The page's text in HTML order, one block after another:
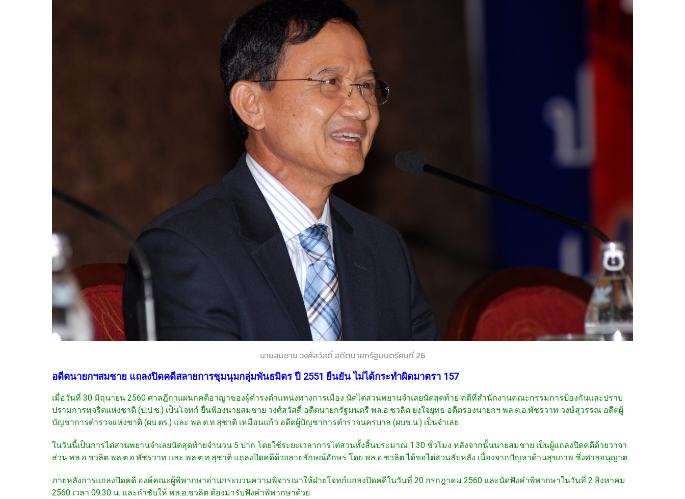
นายสมชาย วงศ์สวัสดิ์ อดีตนายกรัฐมนตรีคนที่ 26
อดีตนายกฯสมชาย แถลงปิดคดีสลายการชุมนุมกลุ่มพันธมิตร ปี 2551 ยืนยัน ไม่ได้กระทำผิดมาตรา 157
เมื่อวันที่ 30 มิถุนายน 2560 ศาลฎีกาแผนกคดีอาญาของผู้ดำรงตำแหน่งทางการเมือง นัดไต่สวนพยานจำเลยนัดสุดท้าย คดีที่สำนักงานคณะกรรมการป้องกันและปราบ
ปรามการทุจริตแห่งชาติ (ป.ป.ช.) เป็นโจทก์ ยื่นฟ้องนายสมชาย วงศ์สวัสดิ์ อดีตนายกรัฐมนตรี พล.อ.ชวลิต ยงใจยุทธ อดีตรองนายกฯ พล.ต.อ.พัชรวาท วงษ์สุวรรณ อดีตผู้
บัญชาการตำรวจแห่งชาติ (ผบ.ตร.) และ พล.ต.ท.สุชาติ เหมือนแก้ว อดีตผู้บัญชาการตำรวจนครบาล (ผบช.น.) เป็นจำเลย
ในวันนี้เป็นการไต่สวนพยานจำเลยนัดสุดท้ายจำนวน 5 ปาก โดยใช้ระยะเวลาการไต่สวนทั้งสิ้นประมาณ 1.30 ชั่วโมง หลังจากนั้นนายสมชาย เป็นผู้แถลงปิดคดีด้วยวาจา
ส่วน พล.อ.ชวลิต พล.ต.อ.พัชรวาท และ พล.ต.ท.สุชาติ แถลงปิดคดีด้วยลายลักษณ์อักษร โดย พล.อ.ชวลิต ได้ขอไต่สวนลับหลัง เนื่องจากปัญหาด้านสุขภาพ ซึ่งศาลอนุญาต
ภายหลังการแถลงปิดคดี องค์คณะผู้พิพากษาอ่านกระบวนความพิจารณาให้ฝ่ายโจทก์แถลงปิดคดีในวันที่ 20 กรกฎาคม 2560 และนัดฟังคำพิพากษาในวันที่ 2 สิงหาคม
2560 เวลา 09.30 น. และกำชับให้ พล.อ.ชวลิต ต้องมารับฟังคำพิพากษาด้วย